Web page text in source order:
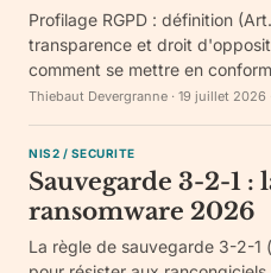
Profilage RGPD : définition
transparence et droit
comment se mettre en
Thiebaut Devergranne · 19 juillet 2026
NIS2 / SECURITE
Sauvegarde 3-2-1 :
ransomware 2026
La règle de sauvegarde 3-2-1